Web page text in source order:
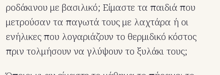
ροδάκινου με βασιλικό; Είμαστε τα παιδιά που
μετρούσαν τα παγωτά τους με λαχτάρα ή οι
ενήλικες που λογαριάζουν το θερμιδικό κόστος
πριν τολμήσουν να γλύψουν το ξυλάκι τους;